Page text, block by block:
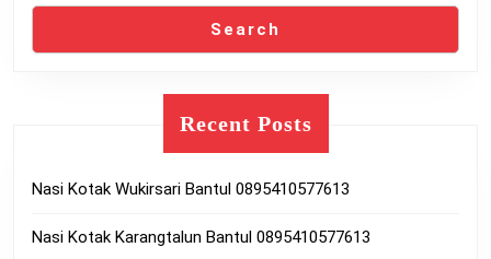
Search
Recent Posts
Nasi Kotak Wukirsari Bantul 0895410577613
Nasi Kotak Karangtalun Bantul 0895410577613